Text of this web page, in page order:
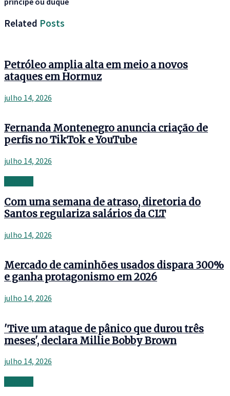
Related Posts
Petróleo amplia alta em meio a novos
ataques em Hormuz
julho 14, 2026
Fernanda Montenegro anuncia criação de
perfis no TikTok e YouTube
julho 14, 2026
Com uma semana de atraso, diretoria do
Santos regulariza salários da CLT
julho 14, 2026
Mercado de caminhões usados dispara 300%
e ganha protagonismo em 2026
julho 14, 2026
'Tive um ataque de pânico que durou três
meses', declara Millie Bobby Brown
julho 14, 2026